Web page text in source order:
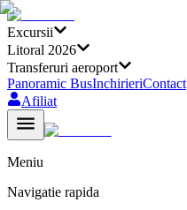
Excursii
Litoral 2026
Transferuri aeroport
Panoramic BusInchirieriContact
Afiliat
Meniu
Navigatie rapida